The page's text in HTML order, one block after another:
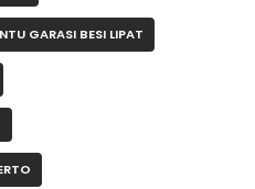
GARASI BESI LIPAT